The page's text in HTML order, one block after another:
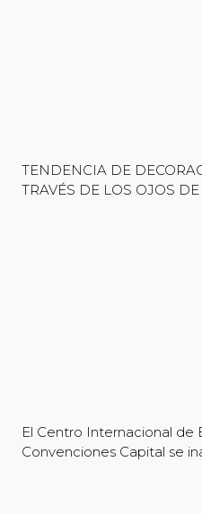
TENDENCIA DE
TRAVÉS DE LOS OJOS
El Centro Internacional de
Convenciones Capital se